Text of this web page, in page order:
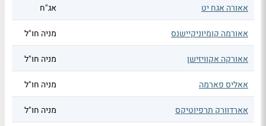
אאורה אגח יט אג"ח
אאורמה קומיוניקיישנס מניה חו"ל
אאורקה אקוויזישן מניה חו"ל
אאליס פארמה מניה חו"ל
אארדוורק תרפיוטיקס מניה חו"ל